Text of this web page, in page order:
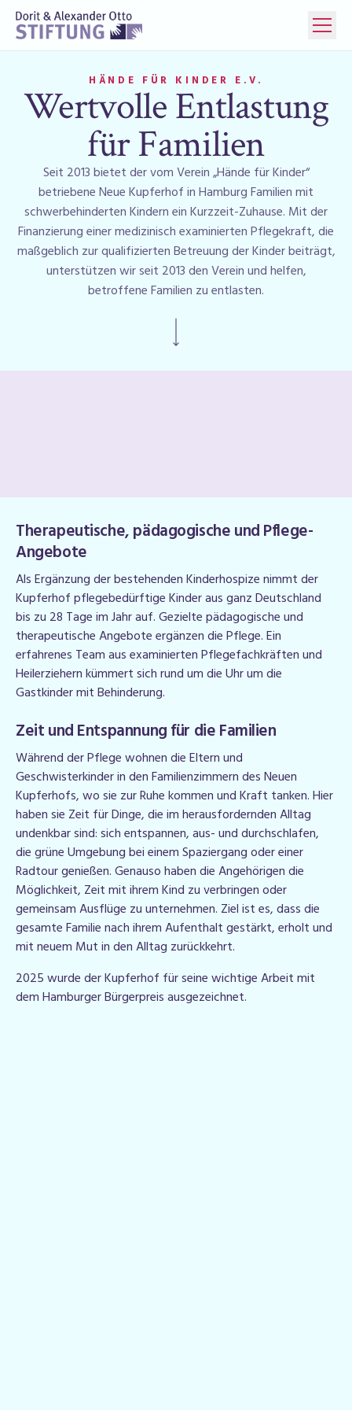
HÄNDE FÜR KINDER E.V.
Wertvolle Entlastung
für Familien
Seit 2013 bietet der vom Verein „Hände für Kinder“
betriebene Neue Kupferhof in Hamburg Familien mit
schwerbehinderten Kindern ein Kurzzeit-Zuhause. Mit der
Finanzierung einer medizinisch examinierten Pflegekraft, die
maßgeblich zur qualifizierten Betreuung der Kinder beiträgt,
unterstützen wir seit 2013 den Verein und helfen,
betroffene Familien zu entlasten.
Weiter scrollen
Therapeutische, pädagogische und Pflege-
Angebote
Als Ergänzung der bestehenden Kinderhospize nimmt der
Kupferhof pflegebedürftige Kinder aus ganz Deutschland
bis zu 28 Tage im Jahr auf. Gezielte pädagogische und
therapeutische Angebote ergänzen die Pflege. Ein
erfahrenes Team aus examinierten Pflegefachkräften und
Heilerziehern kümmert sich rund um die Uhr um die
Gastkinder mit Behinderung.
Zeit und Entspannung für die Familien
Während der Pflege wohnen die Eltern und
Geschwisterkinder in den Familienzimmern des Neuen
Kupferhofs, wo sie zur Ruhe kommen und Kraft tanken. Hier
haben sie Zeit für Dinge, die im herausfordernden Alltag
undenkbar sind: sich entspannen, aus- und durchschlafen,
die grüne Umgebung bei einem Spaziergang oder einer
Radtour genießen. Genauso haben die Angehörigen die
Möglichkeit, Zeit mit ihrem Kind zu verbringen oder
gemeinsam Ausflüge zu unternehmen. Ziel ist es, dass die
gesamte Familie nach ihrem Aufenthalt gestärkt, erholt und
mit neuem Mut in den Alltag zurückkehrt.
2025 wurde der Kupferhof für seine wichtige Arbeit mit
dem Hamburger Bürgerpreis ausgezeichnet.